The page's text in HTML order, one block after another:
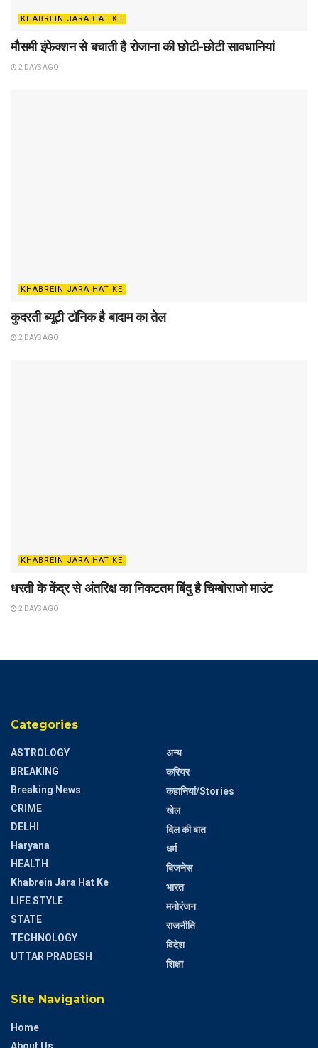
KHABREIN JARA HAT KE
मौसमी इंफेक्शन से बचाती है रोजाना की छोटी-छोटी सावधानियां
2 DAYS AGO
KHABREIN JARA HAT KE
कुदरती ब्यूटी टॉनिक है बादाम का तेल
2 DAYS AGO
KHABREIN JARA HAT KE
धरती के केंद्र से अंतरिक्ष का निकटतम बिंदु है चिम्बोराजो माउंट
2 DAYS AGO
Categories
ASTROLOGY
BREAKING
Breaking News
CRIME
DELHI
Haryana
HEALTH
Khabrein Jara Hat Ke
LIFE STYLE
STATE
TECHNOLOGY
UTTAR PRADESH
अन्य
करियर
कहानियां/Stories
खेल
दिल की बात
धर्म
बिजनेस
भारत
मनोरंजन
राजनीति
विदेश
शिक्षा
Site Navigation
Home